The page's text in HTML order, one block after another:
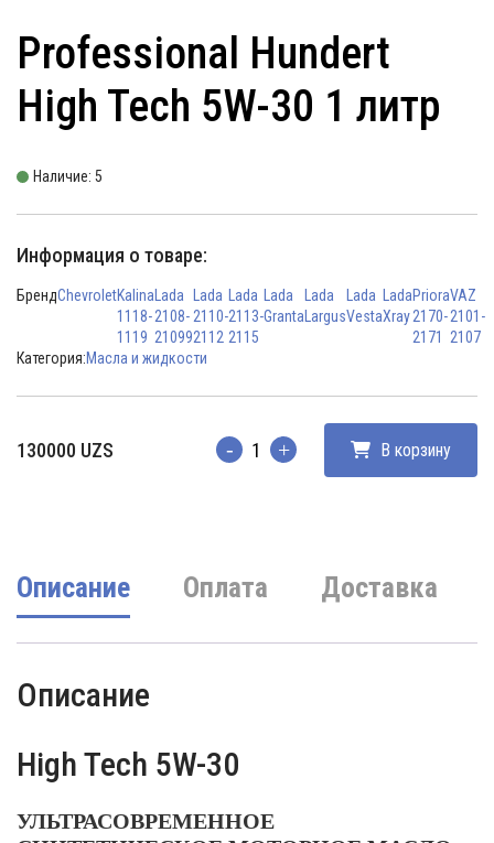
Professional Hundert
High Tech 5W-30 1 литр
Наличие: 5
Информация о товаре:
БрендChevroletKalina
1118-
1119
Lada
2108-
21099
Lada
2110-
2112
Lada
2113-
2115
Lada
Granta
Lada
Largus
Lada
Vesta
Lada
Xray
Priora
2170-
2171
VAZ
2101-
2107
Категория:Масла и жидкости
130000 UZS Количество В корзину
Описание Оплата Доставка
Описание
High Tech 5W-30
УЛЬТРАСОВРЕМЕННОЕ